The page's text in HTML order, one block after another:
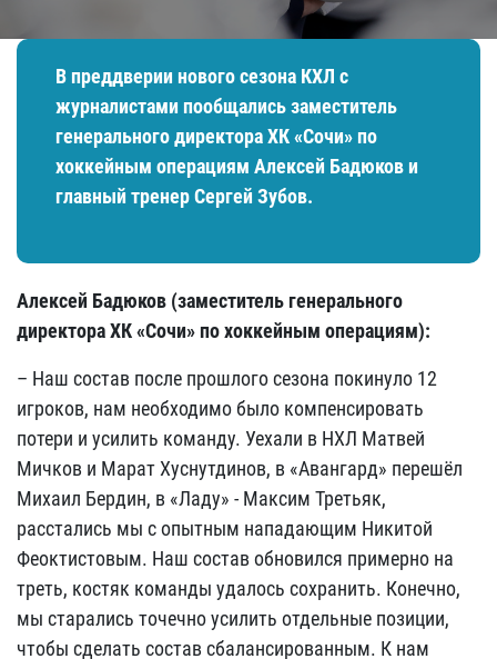
В преддверии нового сезона КХЛ с
журналистами пообщались заместитель
генерального директора ХК «Сочи» по
хоккейным операциям Алексей Бадюков и
главный тренер Сергей Зубов.
Алексей Бадюков (заместитель генерального
директора ХК «Сочи» по хоккейным операциям):
– Наш состав после прошлого сезона покинуло 12
игроков, нам необходимо было компенсировать
потери и усилить команду. Уехали в НХЛ Матвей
Мичков и Марат Хуснутдинов, в «Авангард» перешёл
Михаил Бердин, в «Ладу» - Максим Третьяк,
расстались мы с опытным нападающим Никитой
Феоктистовым. Наш состав обновился примерно на
треть, костяк команды удалось сохранить. Конечно,
мы старались точечно усилить отдельные позиции,
чтобы сделать состав сбалансированным. К нам